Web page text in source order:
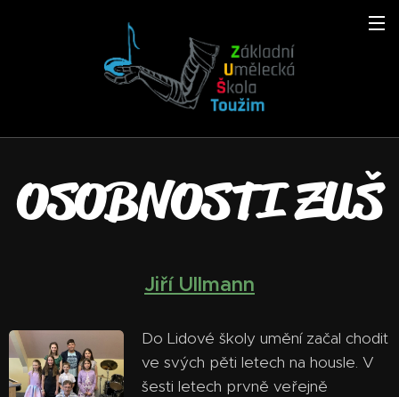
OSOBNOSTI ZUŠ
Jiří Ullmann
Do Lidové školy umění začal chodit
ve svých pěti letech na housle. V
šesti letech prvně veřejně